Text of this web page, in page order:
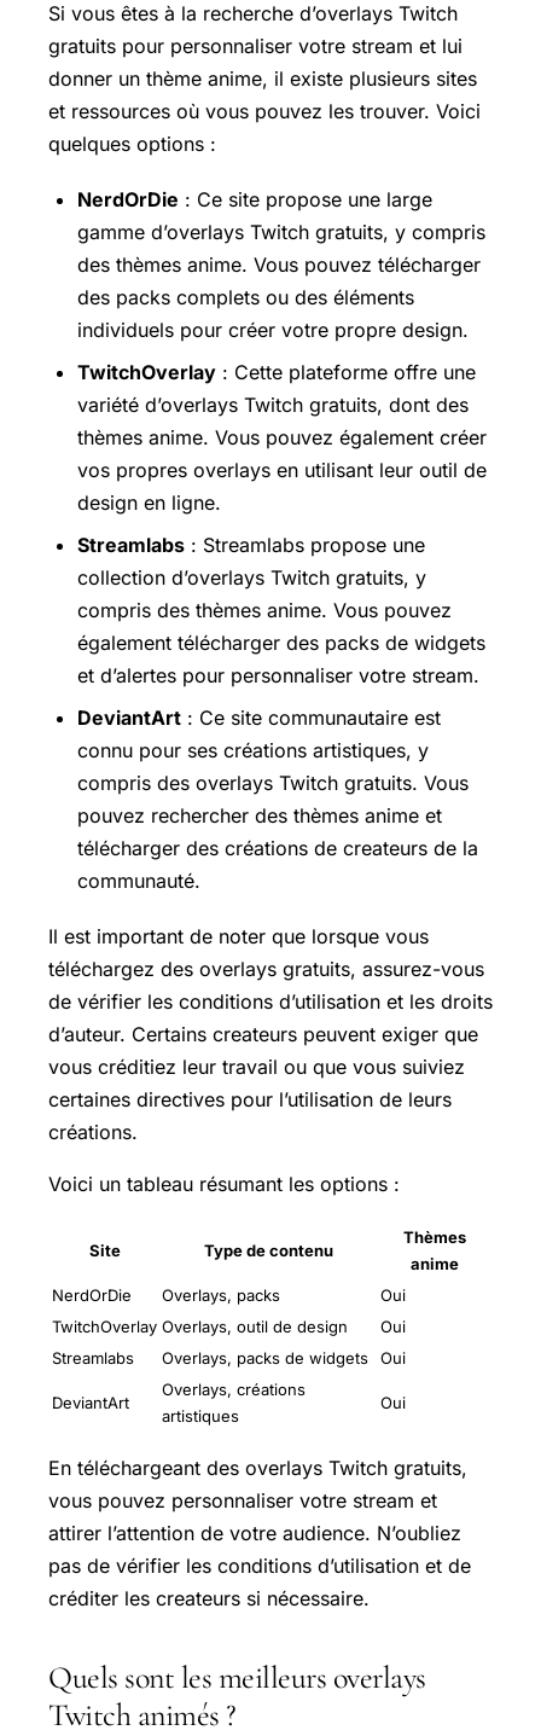
Si vous êtes à la recherche d’overlays Twitch
gratuits pour personnaliser votre stream et lui
donner un thème anime, il existe plusieurs sites
et ressources où vous pouvez les trouver. Voici
quelques options :
NerdOrDie : Ce site propose une large
gamme d’overlays Twitch gratuits, y compris
des thèmes anime. Vous pouvez télécharger
des packs complets ou des éléments
individuels pour créer votre propre design.
TwitchOverlay : Cette plateforme offre une
variété d’overlays Twitch gratuits, dont des
thèmes anime. Vous pouvez également créer
vos propres overlays en utilisant leur outil de
design en ligne.
Streamlabs : Streamlabs propose une
collection d’overlays Twitch gratuits, y
compris des thèmes anime. Vous pouvez
également télécharger des packs de widgets
et d’alertes pour personnaliser votre stream.
DeviantArt : Ce site communautaire est
connu pour ses créations artistiques, y
compris des overlays Twitch gratuits. Vous
pouvez rechercher des thèmes anime et
télécharger des créations de createurs de la
communauté.
Il est important de noter que lorsque vous
téléchargez des overlays gratuits, assurez-vous
de vérifier les conditions d’utilisation et les droits
d’auteur. Certains createurs peuvent exiger que
vous créditiez leur travail ou que vous suiviez
certaines directives pour l’utilisation de leurs
créations.
Voici un tableau résumant les options :
Site Type de contenu
Thèmes
anime
NerdOrDie
Overlays, packs
Oui
TwitchOverlay Overlays, outil de design
Oui
Streamlabs
Overlays, packs de widgets Oui
DeviantArt
Overlays, créations
artistiques
Oui
En téléchargeant des overlays Twitch gratuits,
vous pouvez personnaliser votre stream et
attirer l’attention de votre audience. N’oubliez
pas de vérifier les conditions d’utilisation et de
créditer les createurs si nécessaire.
Quels sont les meilleurs overlays
Twitch animés ?